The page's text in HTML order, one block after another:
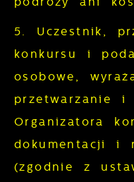
5. Uczestnik,
konkursu i
osobowe,
przetwarzanie i
Organizatora
dokumentacji i
(zgodnie z